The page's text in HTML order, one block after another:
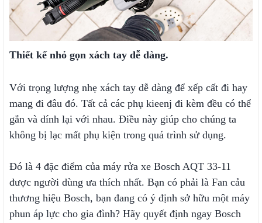
Thiết kế nhỏ gọn xách tay dễ dàng.
Với trọng lượng nhẹ xách tay dễ dàng để xếp cất đi hay
mang đi đâu đó. Tất cả các phụ kieenj đi kèm đều có thể
gắn và dính lại với nhau. Điều này giúp cho chúng ta
không bị lạc mất phụ kiện trong quá trình sử dụng.
Đó là 4 đặc điểm của máy rửa xe Bosch AQT 33-11
được người dùng ưa thích nhất. Bạn có phải là Fan cảu
thương hiệu Bosch, bạn đang có ý định sở hữu một máy
phun áp lực cho gia đình? Hãy quyết định ngay Bosch